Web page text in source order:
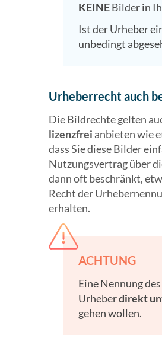
KEINEBilder in
Ist der Urheber
unbedingt
Urheberrecht auch
Die Bildrechte gelten
lizenzfrei anbieten wie
dass Sie diese Bilder
Nutzungsvertrag über
dann oft beschränkt,
Recht der
erhalten.
ACHTUNG
Eine Nennung
Urheberdirekt
gehen wollen.